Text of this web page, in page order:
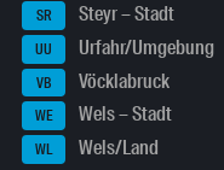
SR Steyr – Stadt
UU Urfahr/Umgebung
VB Vöcklabruck
WE Wels – Stadt
WL Wels/Land